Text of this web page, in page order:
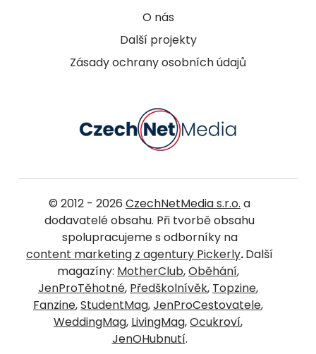
O nás
Další projekty
Zásady ochrany osobních údajů
© 2012 - 2026 CzechNetMedia s.r.o. a
dodavatelé obsahu. Při tvorbě obsahu
spolupracujeme s odborníky na
content marketing z agentury Pickerly.Další
magazíny: MotherClub,Oběhání,
JenProTěhotné, Předškolnívěk, Topzine,
Fanzine,StudentMag,JenProCestovatele,
WeddingMag, LivingMag,Ocukroví,
JenOHubnutí.